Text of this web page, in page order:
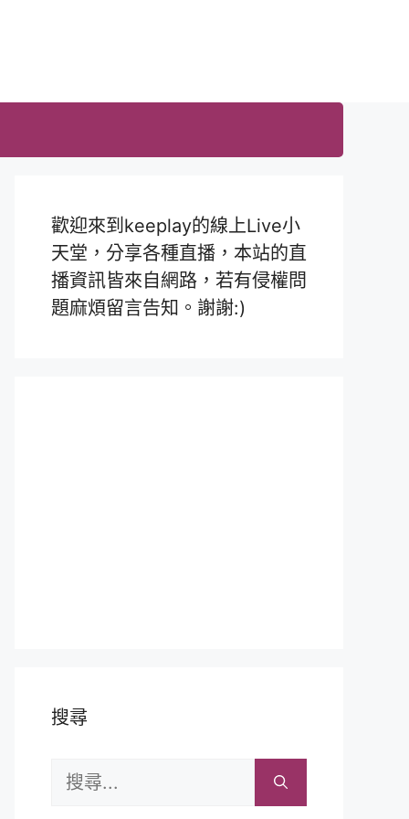
歡迎來到keeplay的線上Live小
天堂，分享各種直播，本站的直
播資訊皆來自網路，若有侵權問
題麻煩留言告知。謝謝:)
搜尋
搜